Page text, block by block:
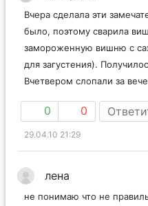
Вчера сделала эти
было, поэтому сварила
замороженную вишню с
для загустения).
Вчетвером слопали за
0 0
29.04.10 21:29
лена
не понимаю что не